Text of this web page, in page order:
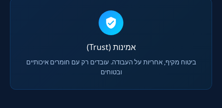
אמינות (Trust)
ביטוח מקיף, אחריות על העבודה. עובדים רק עם חומרים איכותיים
ובטוחים